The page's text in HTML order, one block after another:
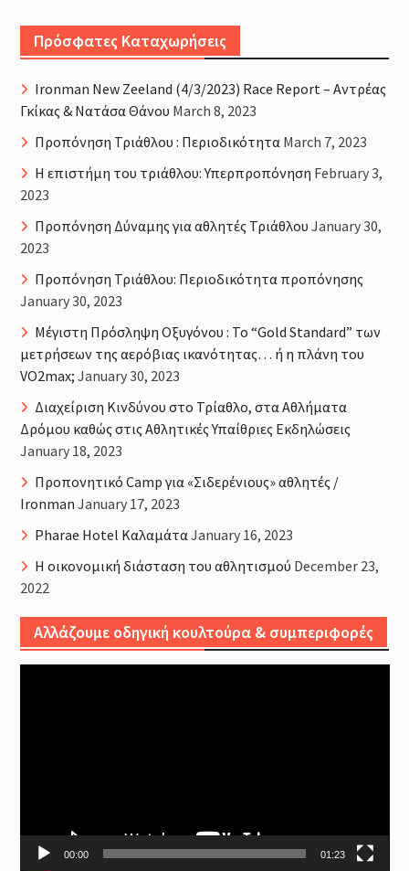
Πρόσφατες Καταχωρήσεις
Ironman New Zeeland (4/3/2023) Race Report – Αντρέας
Γκίκας & Νατάσα Θάνου March 8, 2023
Προπόνηση Τριάθλου : Περιοδικότητα March 7, 2023
H επιστήμη του τριάθλου: Υπερπροπόνηση February 3,
2023
Προπόνηση Δύναμης για αθλητές Τριάθλου January 30,
2023
Προπόνηση Τριάθλου: Περιοδικότητα προπόνησης
January 30, 2023
Μέγιστη Πρόσληψη Οξυγόνου : Το “Gold Standard” των
μετρήσεων της αερόβιας ικανότητας… ή η πλάνη του
VO2max; January 30, 2023
Διαχείριση Κινδύνου στο Τρίαθλο, στα Αθλήματα
Δρόμου καθώς στις Αθλητικές Υπαίθριες Εκδηλώσεις
January 18, 2023
Προπονητικό Camp για «Σιδερένιους» αθλητές /
Ironman January 17, 2023
Pharae Hotel Καλαμάτα January 16, 2023
Η οικονομική διάσταση του αθλητισμού December 23,
2022
Αλλάζουμε οδηγική κουλτούρα & συμπεριφορές
00:00 01:23